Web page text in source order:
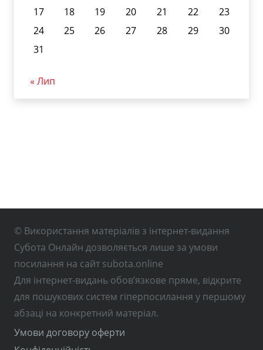
17
18 19 20 21 22
23
24
25 26 27 28 29
30
31
« Лип
© Використання матеріалів з інтернет-видання
Субота Онлайн дозволяється лише за умови
посилання на сайт subota.online
Для інтернет-видань обов’язкове пряме, відкрите
для пошукових систем гіперпосилання у першому
абзаці на конкретний матеріал.
Умови договору оферти